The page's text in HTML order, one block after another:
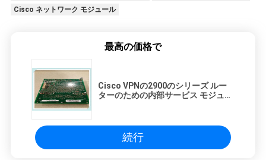
Cisco ネットワーク モジュール
最高の価格で
Cisco VPNの2900のシリーズ ルー
ターのための内部サービス モジュー
続行